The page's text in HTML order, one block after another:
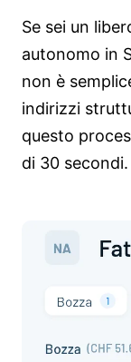
Se sei un
autonomo in
non è
indirizzi
questo
di 30 secondi.